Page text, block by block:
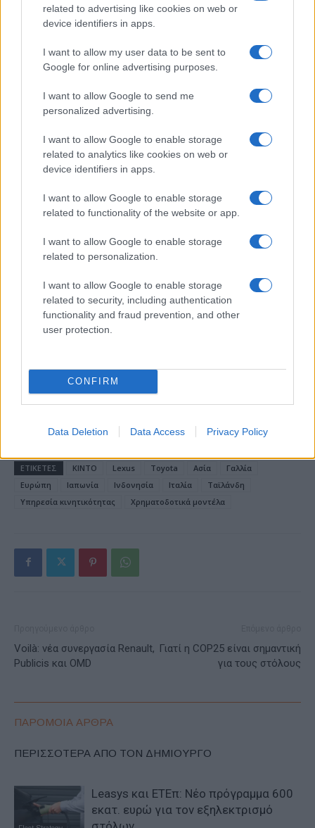
related to advertising like cookies on web or
device identifiers in apps.
I want to allow my user data to be sent to
Google for online advertising purposes.
I want to allow Google to send me
personalized advertising.
I want to allow Google to enable storage
related to analytics like cookies on web or
device identifiers in apps.
I want to allow Google to enable storage
related to functionality of the website or app.
I want to allow Google to enable storage
related to personalization.
I want to allow Google to enable storage
related to security, including authentication
functionality and fraud prevention, and other
user protection.
CONFIRM
Data Deletion Data Access Privacy Policy
Η Chery επενδύει 75 εκατ. δολάρια στην KG Mobility
Το FIAT 500 Hybrid τώρα
από 18.990 ευρώ
Ατρόμητος και Novibet
το 2028
18η συνεχόμενη χρονιά για τον ΟΤΕ στη διεθνή σειρά
δεικτών FTSE4Good
Alpha Bank: Για πρώτη φορά το Αρχαίο Θέατρο Επιδαύρου
άνοιξε τις πύλες του σε όλους
ΕΤΙΚΕΤΕΣ KINTO Lexus Toyota Ασία
Γαλλία
Ευρώπη
Ιαπωνία Ινδονησία Ιταλία
Ταϊλάνδη
Υπηρεσία κινητικότητας
Χρηματοδοτικά μοντέλα
Voilà: νέα συνεργασία Renault,
Publicis και OMD
Γιατί η COP25 είναι σημαντική
για τους στόλους
ΠΑΡΟΜΟΙΑ ΑΡΘΡΑ
ΠΕΡΙΣΣΟΤΕΡΑ ΑΠΟ ΤΟΝ ΔΗΜΙΟΥΡΓΟ
Leasys και ΕΤΕπ: Νέο πρόγραμμα 600
εκατ. ευρώ για τον εξηλεκτρισμό